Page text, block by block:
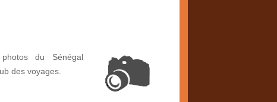
du Sénégal
des voyages.